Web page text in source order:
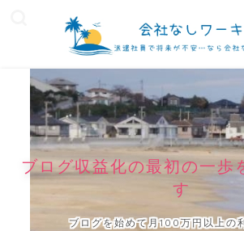
ブログ収益化の最初の一歩
す
ブログを始めて月100万円以上の